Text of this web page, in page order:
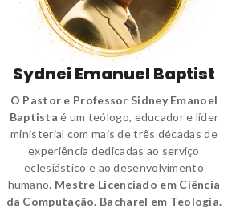
Sydnei Emanuel Baptist
O Pastor e Professor Sidney Emanoel
Baptista é um teólogo, educador e líder
ministerial com mais de três décadas de
experiência dedicadas ao serviço
eclesiástico e ao desenvolvimento
humano. Mestre Licenciado em Ciência
da Computação. Bacharel em Teologia.